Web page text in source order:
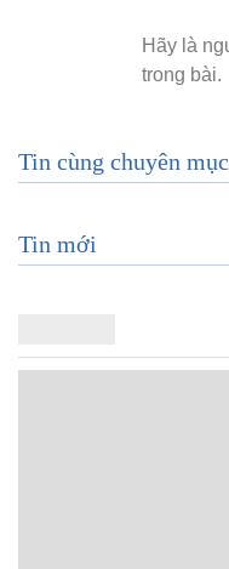
Tin cùng chuyên mục
Tin mới